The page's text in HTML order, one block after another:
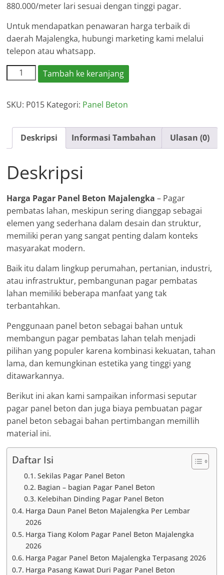
880.000/meter lari sesuai dengan tinggi pagar.
Untuk mendapatkan penawaran harga terbaik di
daerah Majalengka, hubungi marketing kami melalui
telepon atau whatsapp.
Kuantitas
Harga
Panel
Majalengka
Tambah ke keranjang
SKU: P015 Kategori: Panel Beton
Deskripsi Informasi Tambahan Ulasan (0)
Deskripsi
Harga Pagar Panel Beton Majalengka – Pagar
pembatas lahan, meskipun sering dianggap sebagai
elemen yang sederhana dalam desain dan struktur,
memiliki peran yang sangat penting dalam konteks
masyarakat modern.
Baik itu dalam lingkup perumahan, pertanian, industri,
atau infrastruktur, pembangunan pagar pembatas
lahan memiliki beberapa manfaat yang tak
terbantahkan.
Penggunaan panel beton sebagai bahan untuk
membangun pagar pembatas lahan telah menjadi
pilihan yang populer karena kombinasi kekuatan, tahan
lama, dan kemungkinan estetika yang tinggi yang
ditawarkannya.
Berikut ini akan kami sampaikan informasi seputar
pagar panel beton dan juga biaya pembuatan pagar
panel beton sebagai bahan pertimbangan memillih
material ini.
Daftar Isi
Sekilas Pagar Panel Beton
Bagian – bagian Pagar Panel Beton
Kelebihan Dinding Pagar Panel Beton
Harga Daun Panel Beton Majalengka Per Lembar
2026
Harga Tiang Kolom Pagar Panel Beton Majalengka
2026
Harga Pagar Panel Beton Majalengka Terpasang 2026
Harga Pasang Kawat Duri Pagar Panel Beton